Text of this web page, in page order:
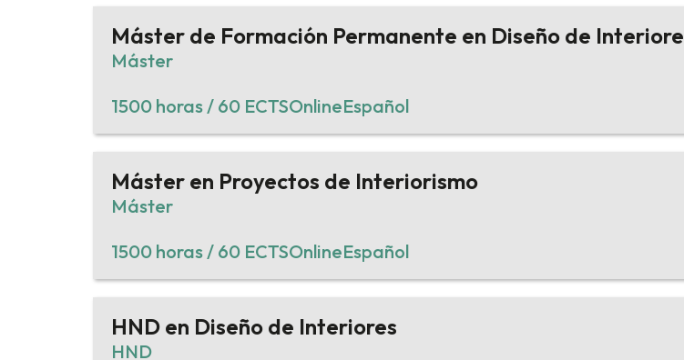
Máster de Formación Permanente en Diseño de
Máster
1500 horas / 60 ECTSOnlineEspañol
Máster en Proyectos de Interiorismo
Máster
1500 horas / 60 ECTSOnlineEspañol
HND en Diseño de Interiores
HND